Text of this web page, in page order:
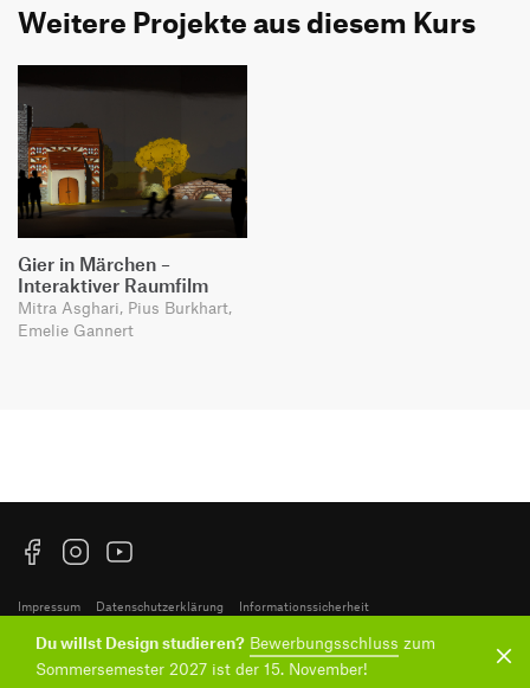
Du willst Design studieren? Bewerbungsschluss zum
Sommersemester 2027 ist der 15. November!
Weitere Projekte aus diesem Kurs
Gier in Märchen –
Interaktiver Raumfilm
Mitra Asghari, Pius Burkhart,
Emelie Gannert
FacebookInstagramYouTube
Impressum Datenschutzerklärung Informationssicherheit
Hochschule für Gestaltung Schwäbisch Gmünd